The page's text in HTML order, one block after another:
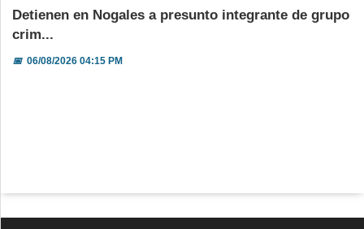
Detienen en Nogales a presunto integrante de grupo
crim...
📅06/08/2026 04:15 PM